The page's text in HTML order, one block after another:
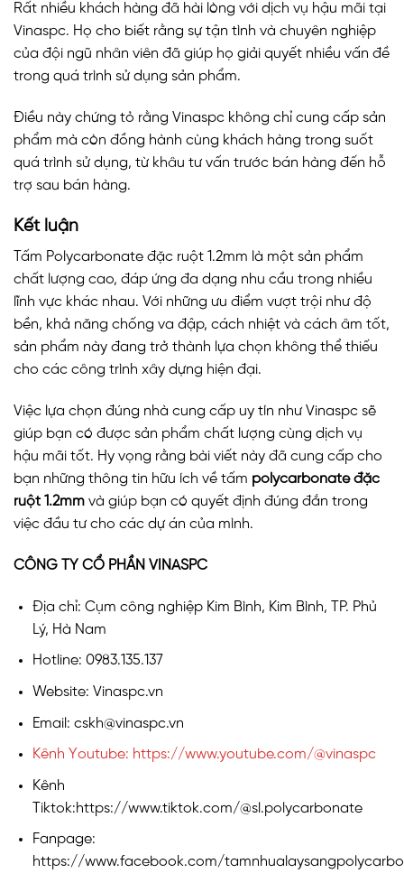
Rất nhiều khách hàng đã hài lòng với dịch vụ hậu mãi tại
Vinaspc. Họ cho biết rằng sự tận tình và chuyên nghiệp
của đội ngũ nhân viên đã giúp họ giải quyết nhiều vấn đề
trong quá trình sử dụng sản phẩm.
Điều này chứng tỏ rằng Vinaspc không chỉ cung cấp sản
phẩm mà còn đồng hành cùng khách hàng trong suốt
quá trình sử dụng, từ khâu tư vấn trước bán hàng đến hỗ
trợ sau bán hàng.
Kết luận
Tấm Polycarbonate đặc ruột 1.2mm là một sản phẩm
chất lượng cao, đáp ứng đa dạng nhu cầu trong nhiều
lĩnh vực khác nhau. Với những ưu điểm vượt trội như độ
bền, khả năng chống va đập, cách nhiệt và cách âm tốt,
sản phẩm này đang trở thành lựa chọn không thể thiếu
cho các công trình xây dựng hiện đại.
Việc lựa chọn đúng nhà cung cấp uy tín như Vinaspc sẽ
giúp bạn có được sản phẩm chất lượng cùng dịch vụ
hậu mãi tốt. Hy vọng rằng bài viết này đã cung cấp cho
bạn những thông tin hữu ích về tấm polycarbonate đặc
ruột 1.2mm và giúp bạn có quyết định đúng đắn trong
việc đầu tư cho các dự án của mình.
CÔNG TY CỔ PHẦN VINASPC
Địa chỉ: Cụm công nghiệp Kim Bình, Kim Bình, TP. Phủ
Lý, Hà Nam
Hotline: 0983.135.137
Website: Vinaspc.vn
Email: cskh@vinaspc.vn
Kênh Youtube: https://www.youtube.com/@vinaspc
Kênh
Tiktok:https://www.tiktok.com/@sl.polycarbonate
Fanpage:
https://www.facebook.com/